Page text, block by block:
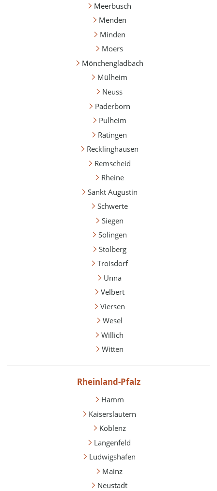
Meerbusch
Menden
Minden
Moers
Mönchengladbach
Mülheim
Neuss
Paderborn
Pulheim
Ratingen
Recklinghausen
Remscheid
Rheine
Sankt Augustin
Schwerte
Siegen
Solingen
Stolberg
Troisdorf
Unna
Velbert
Viersen
Wesel
Willich
Witten
Rheinland-Pfalz
Hamm
Kaiserslautern
Koblenz
Langenfeld
Ludwigshafen
Mainz
Neustadt